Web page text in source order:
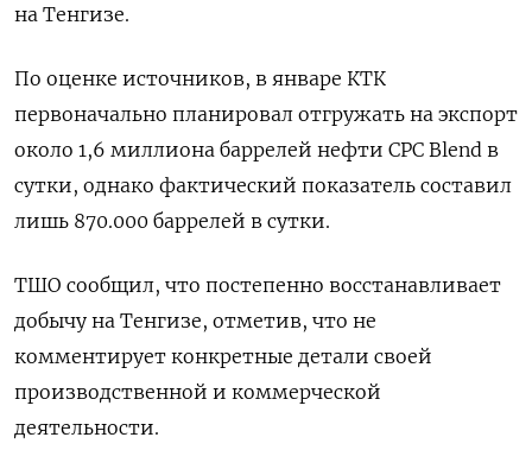
на Тенгизе.
По оценке источников, ⁠в январе КТК
первоначально планировал отгружать на экспорт
около 1,6 миллиона баррелей нефти CPC Blend в
‌сутки, однако фактический показатель составил
лишь 870.000 баррелей в сутки.
ТШО сообщил, что ‍постепенно восстанавливает
добычу на Тенгизе, отметив, что не
комментирует конкретные детали своей
производственной и коммерческой
‌деятельности.